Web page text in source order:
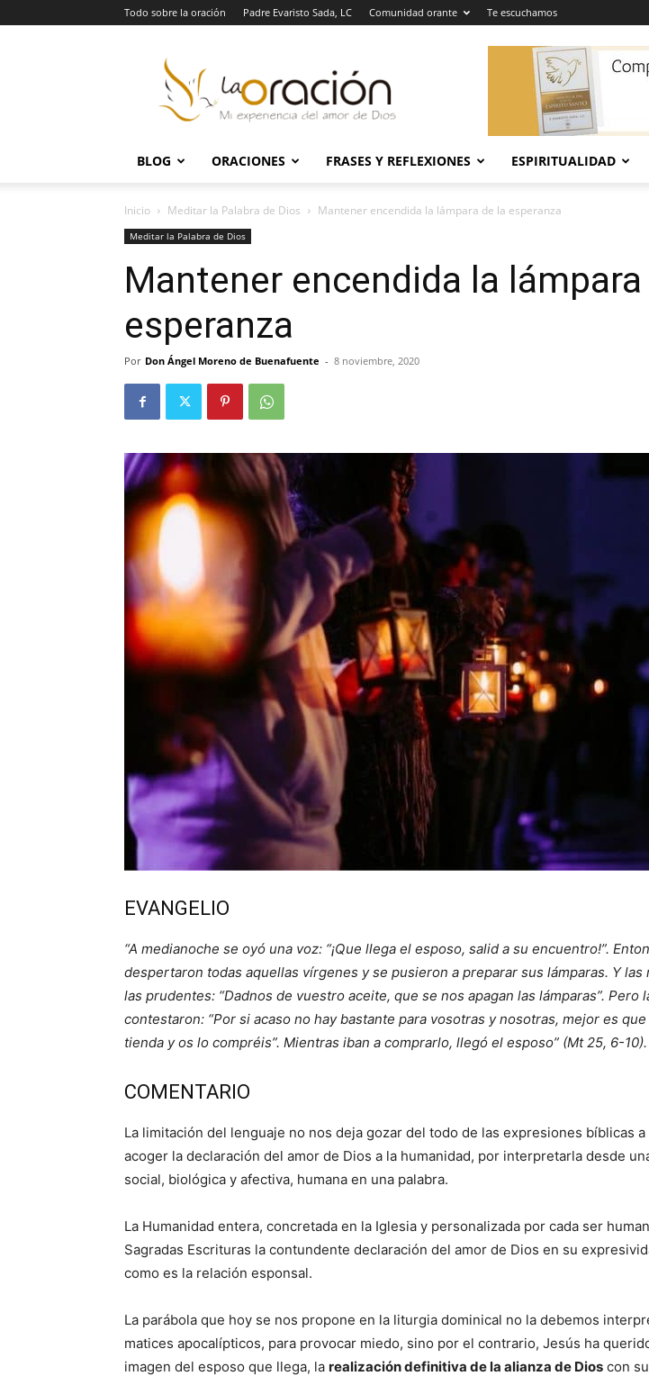
Todo sobre la oración Padre Evaristo Sada, LC Comunidad orante Te escuchamos
Oración
BLOG ORACIONES FRASES Y REFLEXIONES ESPIRITUALIDAD
Inicio Meditar la Palabra de Dios Mantener encendida la lámpara de la esperanza
Meditar la Palabra de Dios
Mantener encendida la lámpara
esperanza
Por Don Ángel Moreno de Buenafuente - 8 noviembre, 2020
EVANGELIO
“A medianoche se oyó una voz: “¡Que llega el esposo, salid a su encuentro!”.
despertaron todas aquellas vírgenes y se pusieron a preparar sus lámparas. Y las
las prudentes: “Dadnos de vuestro aceite, que se nos apagan las lámparas”. Pero
contestaron: “Por si acaso no hay bastante para vosotras y nosotras, mejor es que
tienda y os lo compréis”. Mientras iban a comprarlo, llegó el esposo” (Mt 25, 6-10).
COMENTARIO
La limitación del lenguaje no nos deja gozar del todo de las expresiones bíblicas a
acoger la declaración del amor de Dios a la humanidad, por interpretarla desde
social, biológica y afectiva, humana en una palabra.
La Humanidad entera, concretada en la Iglesia y personalizada por cada ser
Sagradas Escrituras la contundente declaración del amor de Dios en su
como es la relación esponsal.
La parábola que hoy se nos propone en la liturgia dominical no la debemos
matices apocalípticos, para provocar miedo, sino por el contrario, Jesús ha
imagen del esposo que llega, la realización definitiva de la alianza de Dios con